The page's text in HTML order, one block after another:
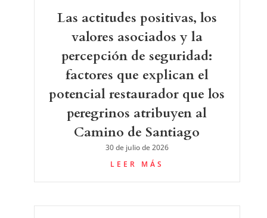
Las actitudes positivas, los
valores asociados y la
percepción de seguridad:
factores que explican el
potencial restaurador que los
peregrinos atribuyen al
Camino de Santiago
30 de julio de 2026
LEER MÁS